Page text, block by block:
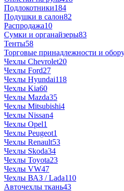
Подлокотники184
Подушки в салон82
Распродажа10
Сумки и органайзеры83
Тенты58
Торговые принадлежности и
Чехлы Chevrolet20
Чехлы Ford27
Чехлы Hyundai118
Чехлы Kia60
Чехлы Mazda35
Чехлы Mitsubishi4
Чехлы Nissan4
Чехлы Opel1
Чехлы Peugeot1
Чехлы Renault53
Чехлы Skoda34
Чехлы Toyota23
Чехлы VW47
Чехлы ВАЗ / Lada110
Авточехлы ткань43